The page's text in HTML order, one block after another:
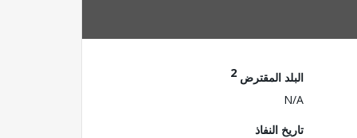
البلد المقترض 2
N/A
تاريخ النفاذ